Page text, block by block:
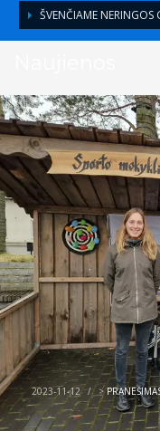
ŠVENČIAME NERINGOS
2023-11-12 / >